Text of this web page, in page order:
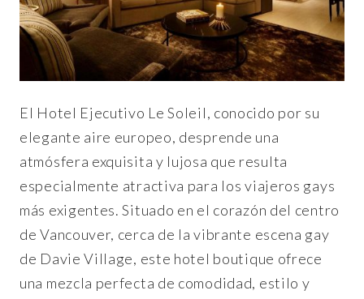
El Hotel Ejecutivo Le Soleil, conocido por su
elegante aire europeo, desprende una
atmósfera exquisita y lujosa que resulta
especialmente atractiva para los viajeros gays
más exigentes. Situado en el corazón del centro
de Vancouver, cerca de la vibrante escena gay
de Davie Village, este hotel boutique ofrece
una mezcla perfecta de comodidad, estilo y